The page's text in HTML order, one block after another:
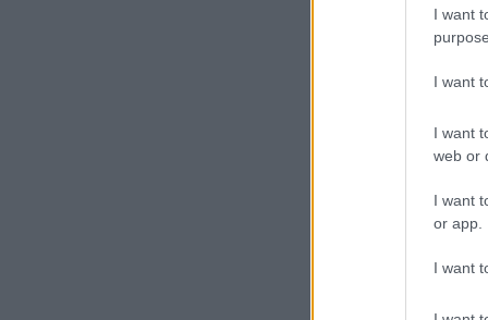
I want
I want
I want
web or
I want
or app.
I want